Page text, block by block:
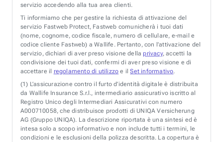
servizio accedendo alla tua area clienti.
Ti informiamo che per gestire la richiesta di attivazione del
servizio Fastweb Protect, Fastweb comunicherà i tuoi dati
(nome, cognome, codice fiscale, numero di cellulare, e-mail e
codice cliente Fastweb) a Wallife. Pertanto, con l’attivazione del
servizio, dichiari di aver preso visione della privacy, accetti la
condivisione dei tuoi dati, confermi di aver preso visione e di
accettare il regolamento di utilizzo e ilSet informativo.
(1) L’assicurazione contro il furto d’identità digitale è distribuita
da Wallife Insurance S.r.l., intermediario assicurativo iscritto al
Registro Unico degli Intermediari Assicurativi con numero
A000710058, che distribuisce prodotti di UNIQA Versicherung
AG (Gruppo UNIQA). La descrizione riportata è una sintesi ed è
intesa solo a scopo informativo e non include tutti i termini, le
condizioni e le esclusioni della polizza descritta. La copertura è